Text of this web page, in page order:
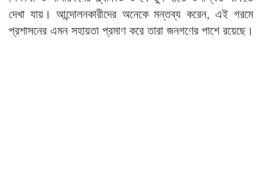
দেখা যায়। আন্দোলনকারীদের অনেকে মন্তব্য করেন, এই গরমে
প্রশাসনের এমন সহায়তা প্রমাণ করে তারা জনগণের পাশে রয়েছে।